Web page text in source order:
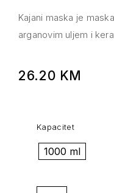
Kajani maska je
arganovim uljem i
26.20 KM
Kapacitet
1000 ml